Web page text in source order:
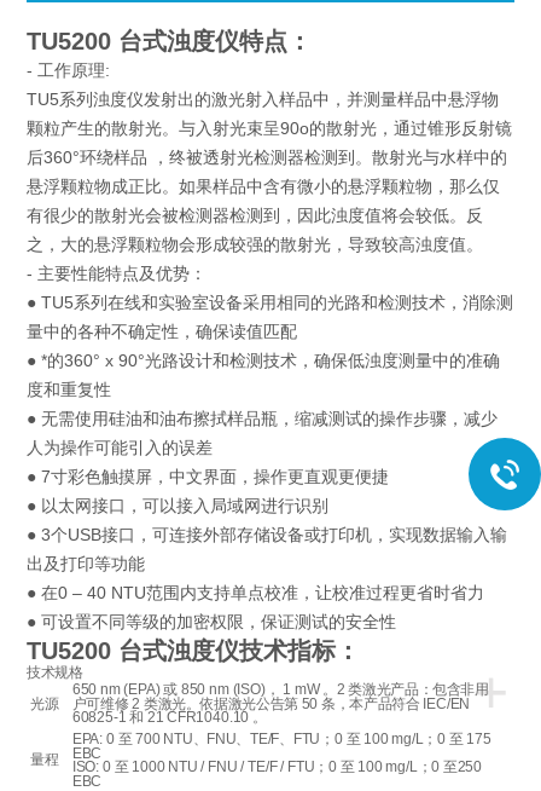
TU5200 台式浊度仪特点：
- 工作原理:
TU5系列浊度仪发射出的激光射入样品中，并测量样品中悬浮物
颗粒产生的散射光。与入射光束呈90o的散射光，通过锥形反射镜
后360°环绕样品 ，终被透射光检测器检测到。散射光与水样中的
悬浮颗粒物成正比。如果样品中含有微小的悬浮颗粒物，那么仅
有很少的散射光会被检测器检测到，因此浊度值将会较低。反
之，大的悬浮颗粒物会形成较强的散射光，导致较高浊度值。
- 主要性能特点及优势：
● TU5系列在线和实验室设备采用相同的光路和检测技术，消除测
量中的各种不确定性，确保读值匹配
● *的360° x 90°光路设计和检测技术，确保低浊度测量中的准确
度和重复性
● 无需使用硅油和油布擦拭样品瓶，缩减测试的操作步骤，减少
人为操作可能引入的误差
● 7寸彩色触摸屏，中文界面，操作更直观更便捷
● 以太网接口，可以接入局域网进行识别
● 3个USB接口，可连接外部存储设备或打印机，实现数据输入输
出及打印等功能
● 在0 – 40 NTU范围内支持单点校准，让校准过程更省时省力
● 可设置不同等级的加密权限，保证测试的安全性
TU5200 台式浊度仪技术指标：
+
技术规格
光源
650 nm (EPA) 或 850 nm (ISO)， 1 mW 。2 类激光产品：包含非用
户可维修 2 类激光。依据激光公告第 50 条，本产品符合 IEC/EN
60825-1 和 21 CFR1040.10 。
量程
EPA: 0 至 700 NTU、FNU、TE/F、FTU；0 至 100 mg/L；0 至 175
EBC
ISO: 0 至 1000 NTU / FNU / TE/F / FTU；0 至 100 mg/L；0 至250
EBC